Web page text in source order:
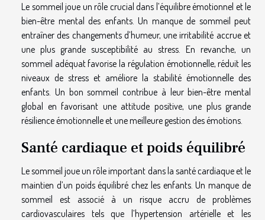
Le sommeil joue un rôle crucial dans l’équilibre émotionnel et le
bien-être mental des enfants. Un manque de sommeil peut
entraîner des changements d’humeur, une irritabilité accrue et
une plus grande susceptibilité au stress. En revanche, un
sommeil adéquat favorise la régulation émotionnelle, réduit les
niveaux de stress et améliore la stabilité émotionnelle des
enfants. Un bon sommeil contribue à leur bien-être mental
global en favorisant une attitude positive, une plus grande
résilience émotionnelle et une meilleure gestion des émotions.
Santé cardiaque et poids équilibré
Le sommeil joue un rôle important dans la santé cardiaque et le
maintien d’un poids équilibré chez les enfants. Un manque de
sommeil est associé à un risque accru de problèmes
cardiovasculaires tels que l’hypertension artérielle et les